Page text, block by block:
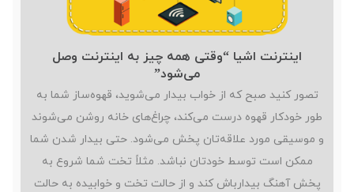
اینترنت اشیا “وقتی همه چیز به اینترنت وصل
می‌شود”
تصور کنید صبح که از خواب بیدار می‌شوید، قهوه‌ساز شما به
طور خودکار قهوه درست می‌کند، چراغ‌های خانه روشن می‌شوند
و موسیقی مورد علاقه‌تان پخش می‌شود. حتی بیدار شدن شما
ممکن است توسط خودتان نباشد. مثلاً تخت شما شروع به
پخش آهنگ بیدارباش کند و از حالت تخت و خوابیده به حالت